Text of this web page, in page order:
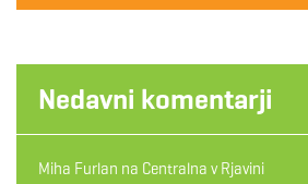
Nedavni komentarji
Miha Furlan na Centralna v Rjavini